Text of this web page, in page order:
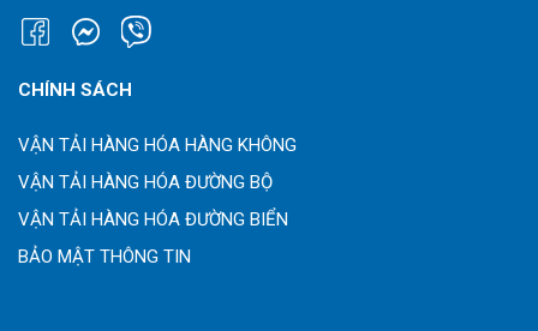
CHÍNH SÁCH
VẬN TẢI HÀNG HÓA HÀNG KHÔNG
VẬN TẢI HÀNG HÓA ĐƯỜNG BỘ
VẬN TẢI HÀNG HÓA ĐƯỜNG BIỂN
BẢO MẬT THÔNG TIN